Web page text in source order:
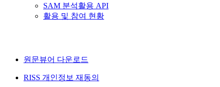
SAM 분석활용 API
활용 및 참여 현황
원문뷰어 다운로드
RISS 개인정보 재동의